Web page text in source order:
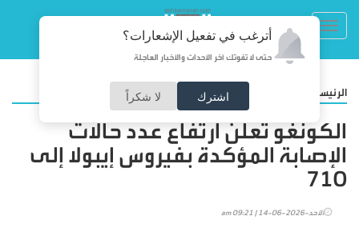
أترغب في تفعيل الإشعارات؟
حتى لا تفوتك آخر الأحداث والأخبار العاجلة
اشترك لا شكراً الرئيسية
الكونغو تعلن ارتفاع عدد حالات
الإصابة المؤكدة بفيروس إيبولا إلى
710
الأحد-2026-06-14 | 09:21 am